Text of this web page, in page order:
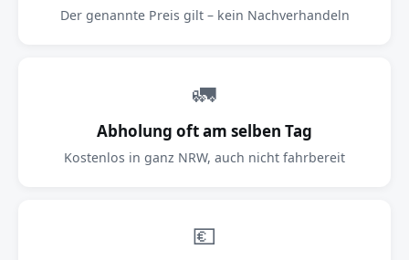
Der genannte Preis gilt – kein Nachverhandeln
🚛
Abholung oft am selben Tag
Kostenlos in ganz NRW, auch nicht fahrbereit
💶